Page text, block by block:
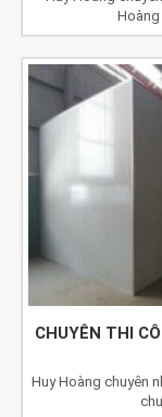
Hoàng
CHUYÊN THI
Huy Hoàng chuyên